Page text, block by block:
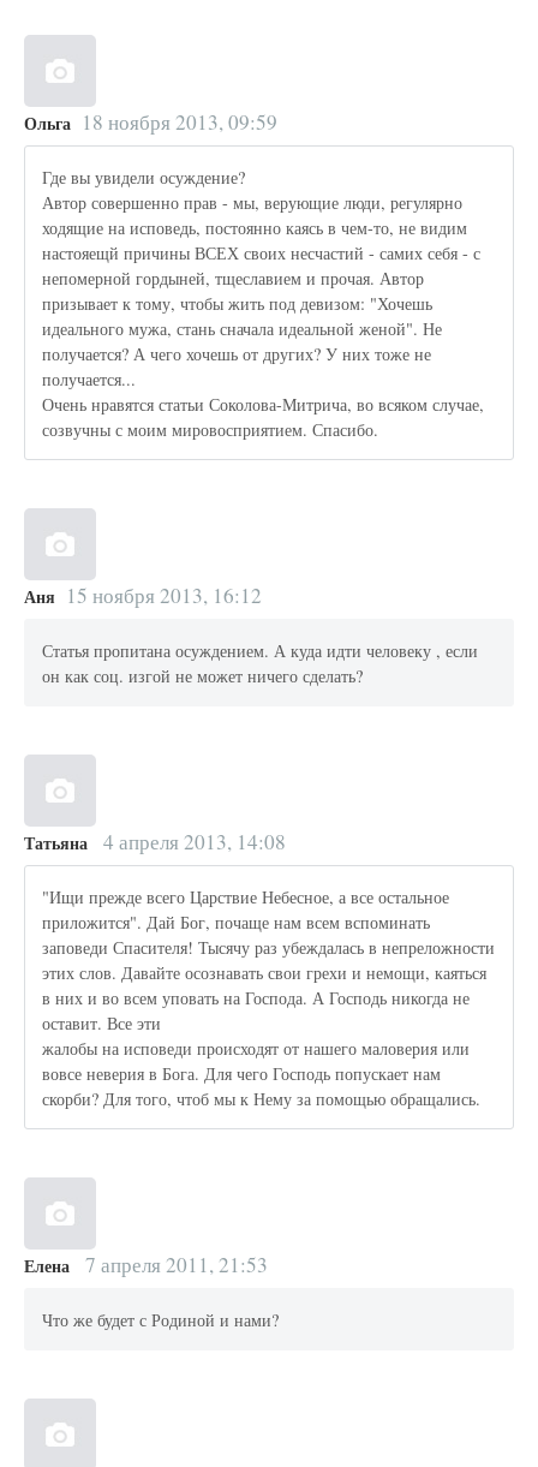
Ольга 18 ноября 2013, 09:59
Где вы увидели осуждение?
Автор совершенно прав - мы, верующие люди, регулярно
ходящие на исповедь, постоянно каясь в чем-то, не видим
настояещй причины ВСЕХ своих несчастий - самих себя - с
непомерной гордыней, тщеславием и прочая. Автор
призывает к тому, чтобы жить под девизом: "Хочешь
идеального мужа, стань сначала идеальной женой". Не
получается? А чего хочешь от других? У них тоже не
получается...
Очень нравятся статьи Соколова-Митрича, во всяком случае,
созвучны с моим мировосприятием. Спасибо.
Аня 15 ноября 2013, 16:12
Статья пропитана осуждением. А куда идти человеку , если
он как соц. изгой не может ничего сделать?
Татьяна 4 апреля 2013, 14:08
"Ищи прежде всего Царствие Небесное, а все остальное
приложится". Дай Бог, почаще нам всем вспоминать
заповеди Спасителя! Тысячу раз убеждалась в непреложности
этих слов. Давайте осознавать свои грехи и немощи, каяться
в них и во всем уповать на Господа. А Господь никогда не
оставит. Все эти
жалобы на исповеди происходят от нашего маловерия или
вовсе неверия в Бога. Для чего Господь попускает нам
скорби? Для того, чтоб мы к Нему за помощью обращались.
Елена 7 апреля 2011, 21:53
Что же будет с Родиной и нами?